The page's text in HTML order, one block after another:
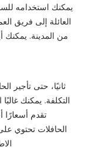
يمكنك استخدامه
العائلة إلى فريق
من المدينة. يمكنك
ثانيًا، حتى تأجير
التكلفة. يمكنك
تقدم أسعارًا